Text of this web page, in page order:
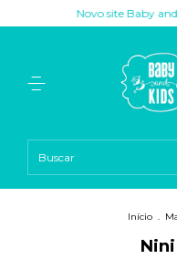
Novo site Baby and Kids e BK
Início .